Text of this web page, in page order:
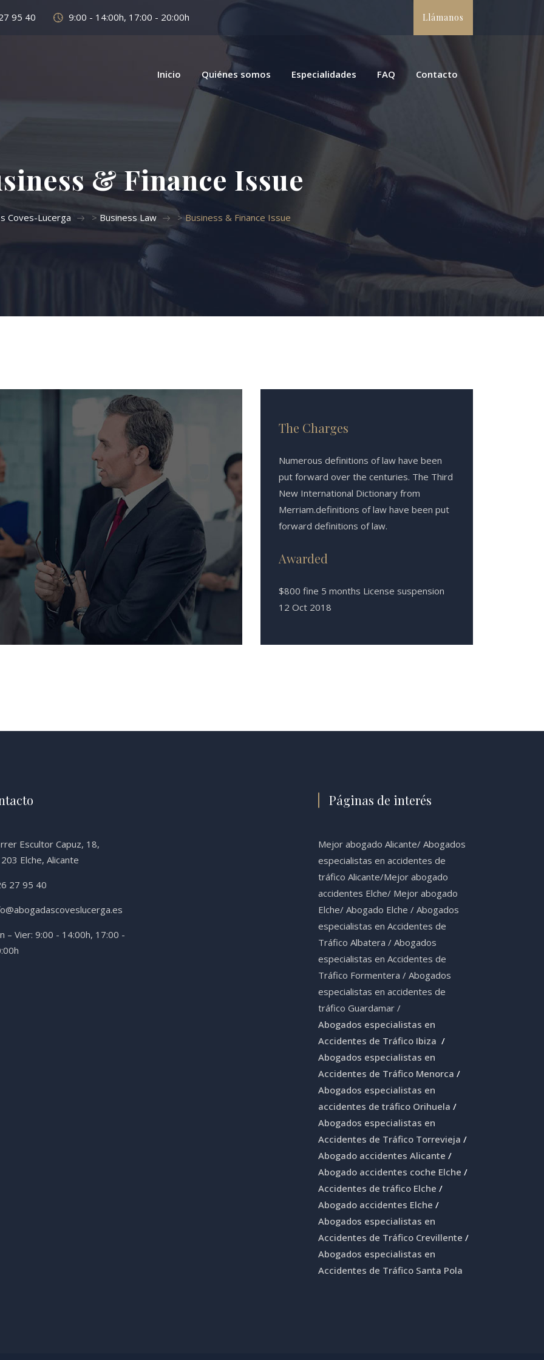
95 40 9:00 - 14:00h, 17:00 - 20:00h Llámanos
Inicio Quiénes somos Especialidades FAQ Contacto
& Finance Issue
Coves-Lucerga > Business Law >Business & Finance Issue
The Charges
Numerous definitions of law have been
put forward over the centuries. The Third
New International Dictionary from
Merriam.definitions of law have been put
forward definitions of law.
Awarded
$800 fine 5 months License suspension
12 Oct 2018
Escultor Capuz, 18,
Elche, Alicante
27 95 40
– Vier: 9:00 - 14:00h, 17:00 -
Páginas de interés
Mejor abogado Alicante/ Abogados
especialistas en accidentes de
tráfico Alicante/Mejor abogado
accidentes Elche/ Mejor abogado
Elche/ Abogado Elche / Abogados
especialistas en Accidentes de
Tráfico Albatera / Abogados
especialistas en Accidentes de
Tráfico Formentera / Abogados
especialistas en accidentes de
tráfico Guardamar /
Abogados especialistas en
Accidentes de Tráfico Ibiza /
Abogados especialistas en
Accidentes de Tráfico Menorca /
Abogados especialistas en
accidentes de tráfico Orihuela /
Abogados especialistas en
Accidentes de Tráfico Torrevieja /
Abogado accidentes Alicante /
Abogado accidentes coche Elche /
Accidentes de tráfico Elche /
Abogado accidentes Elche /
Abogados especialistas en
Accidentes de Tráfico Crevillente /
Abogados especialistas en
Accidentes de Tráfico Santa Pola